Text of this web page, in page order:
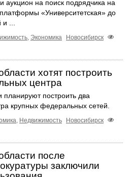
аукцион на поиск подрядчика на
«Университетская» до
...
, Экономика
Новосибирск
хотят построить
центра
планируют построить два
крупных федеральных сетей.
, Недвижимость
Новосибирск
после
заключили